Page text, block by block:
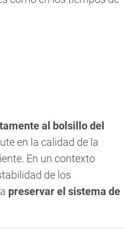
al bolsillo del
en la calidad de la
En un contexto
de los
preservar el sistema de